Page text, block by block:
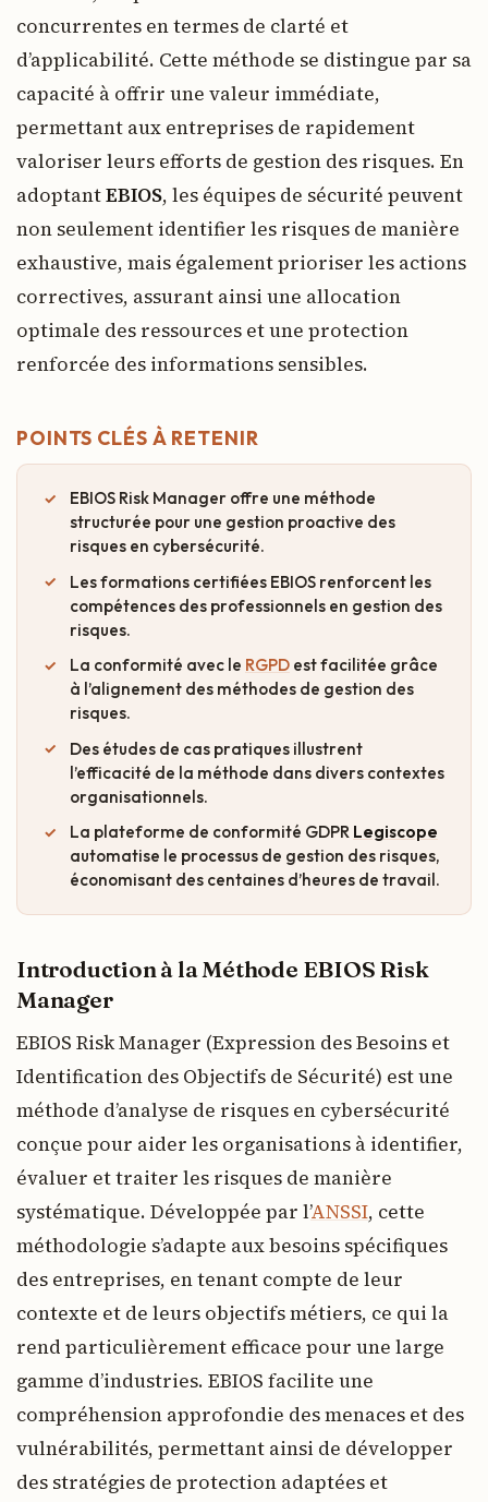
concurrentes en termes de clarté et
d’applicabilité. Cette méthode se distingue par sa
capacité à offrir une valeur immédiate,
permettant aux entreprises de rapidement
valoriser leurs efforts de gestion des risques. En
adoptantEBIOS, les équipes de sécurité peuvent
non seulement identifier les risques de manière
exhaustive, mais également prioriser les actions
correctives, assurant ainsi une allocation
optimale des ressources et une protection
renforcée des informations sensibles.
POINTS CLÉS À RETENIR
EBIOS Risk Manager offre une méthode
structurée pour une gestion proactive des
risques en cybersécurité.
Les formations certifiées EBIOS renforcent les
compétences des professionnels en gestion des
risques.
La conformité avec le RGPD est facilitée grâce
à l’alignement des méthodes de gestion des
risques.
Des études de cas pratiques illustrent
l’efficacité de la méthode dans divers contextes
organisationnels.
La plateforme de conformité GDPR Legiscope
automatise le processus de gestion des risques,
économisant des centaines d’heures de travail.
Introduction à la Méthode EBIOS Risk
Manager
EBIOS Risk Manager (Expression des Besoins et
Identification des Objectifs de Sécurité) est une
méthode d’analyse de risques en cybersécurité
conçue pour aider les organisations à identifier,
évaluer et traiter les risques de manière
systématique. Développée par l’ANSSI, cette
méthodologie s’adapte aux besoins spécifiques
des entreprises, en tenant compte de leur
contexte et de leurs objectifs métiers, ce qui la
rend particulièrement efficace pour une large
gamme d’industries. EBIOS facilite une
compréhension approfondie des menaces et des
vulnérabilités, permettant ainsi de développer
des stratégies de protection adaptées et